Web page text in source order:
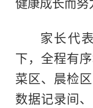
家长代
下，全程有
菜区、晨检
数据记录间